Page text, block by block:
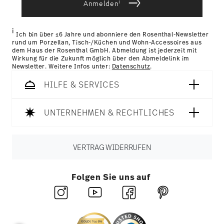
hier einsehen.
Retouren:Für Retouren nutzen Sie bitte
Anmelden
i Ich bin über 16 Jahre und abonniere den Rosenthal-Newsletter
rund um Porzellan, Tisch-/Küchen und Wohn-Accessoires aus
dem Haus der Rosenthal GmbH. Abmeldung ist jederzeit mit
Wirkung für die Zukunft möglich über den Abmeldelink im
Newsletter. Weitere Infos unter: Datenschutz.
HILFE & SERVICES
UNTERNEHMEN & RECHTLICHES
VERTRAG WIDERRUFEN
Folgen Sie uns auf